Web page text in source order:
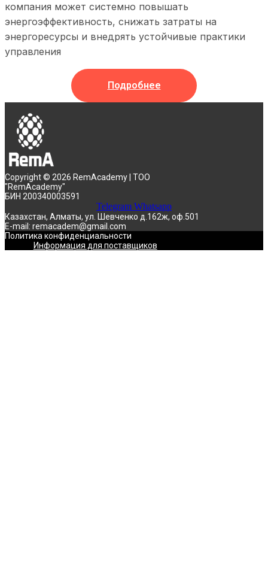
компания может системно повышать
энергоэффективность, снижать затраты на
энергоресурсы и внедрять устойчивые практики
управления
Подробнее
Copyright © 2026 RemAcademy | ТОО
"RemAcademy"
БИН 200340003591
Telegram Whatsapp
Казахстан, Алматы, ул. Шевченко д.162ж, оф.501
E-mail: remacadem@gmail.com
Политика конфиденциальности
Информация для поставщиков